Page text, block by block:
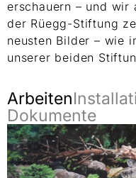
erschauern – und wir
der Rüegg-Stiftung
neusten Bilder – wie
unserer beiden
Arbeiten
Dokumente